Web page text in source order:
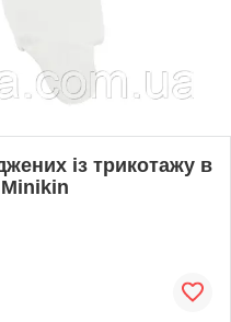
із трикотажу в